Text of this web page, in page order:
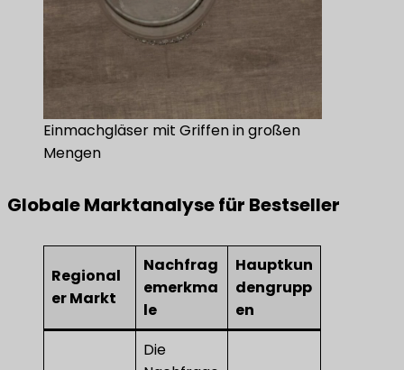
Einmachgläser mit Griffen in großen
Mengen
Globale Marktanalyse für Bestseller
Regional
er Markt
Nachfrag
emerkma
le
Hauptkun
dengrupp
en
Die